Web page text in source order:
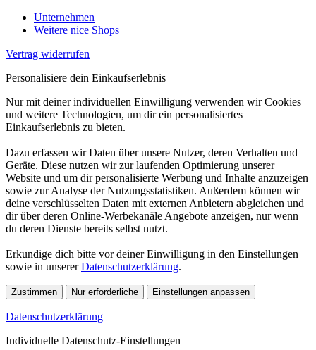
Unternehmen
Weitere nice Shops
Vertrag widerrufen
Personalisiere dein Einkaufserlebnis
Nur mit deiner individuellen Einwilligung verwenden wir Cookies
und weitere Technologien, um dir ein personalisiertes
Einkaufserlebnis zu bieten.
Dazu erfassen wir Daten über unsere Nutzer, deren Verhalten und
Geräte. Diese nutzen wir zur laufenden Optimierung unserer
Website und um dir personalisierte Werbung und Inhalte anzuzeigen
sowie zur Analyse der Nutzungsstatistiken. Außerdem können wir
deine verschlüsselten Daten mit externen Anbietern abgleichen und
dir über deren Online-Werbekanäle Angebote anzeigen, nur wenn
du deren Dienste bereits selbst nutzt.
Erkundige dich bitte vor deiner Einwilligung in den Einstellungen
sowie in unsererDatenschutzerklärung.
Zustimmen Nur erforderliche Einstellungen anpassen
Datenschutzerklärung
Individuelle Datenschutz-Einstellungen